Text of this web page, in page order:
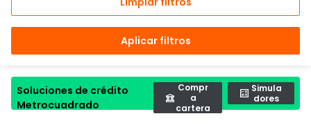
Aplicar filtros
Soluciones de crédito
Metrocuadrado
Compr
a
cartera
Simula
dores